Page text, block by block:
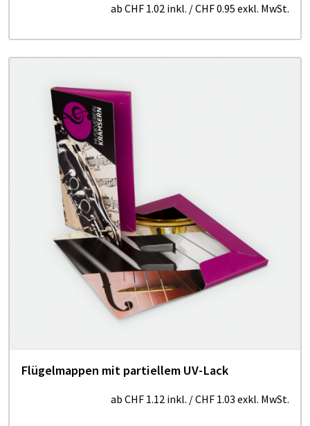
ab CHF 1.02 inkl. /CHF 0.95 exkl. MwSt.
Flügelmappen mit partiellem UV-Lack
ab CHF 1.12 inkl. /CHF 1.03 exkl. MwSt.